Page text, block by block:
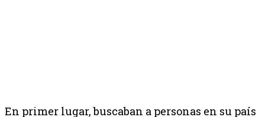
En primer lugar, buscaban a personas en su país